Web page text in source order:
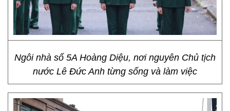
Ngôi nhà số 5A Hoàng Diệu, nơi nguyên Chủ tịch
nước Lê Đức Anh từng sống và làm việc